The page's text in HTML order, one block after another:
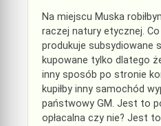
Na miejscu Muska
raczej natury etycznej.
produkuje subsydiowane
kupowane tylko dlatego
inny sposób po stronie
kupiłby inny samochód
państwowy GM. Jest to
opłacalna czy nie? Jest